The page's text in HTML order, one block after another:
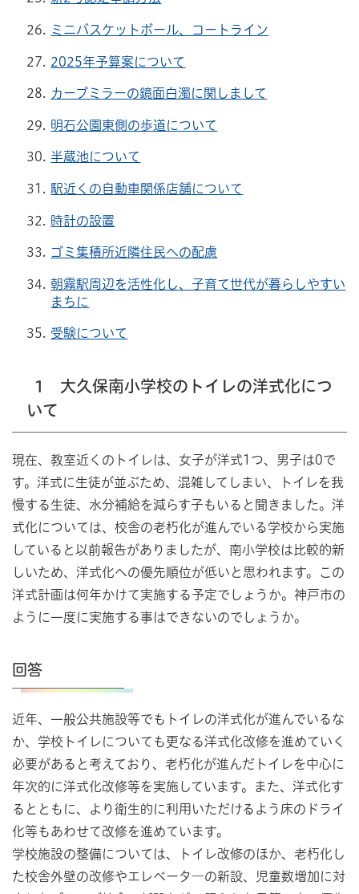
ミニバスケットボール、コートライン
2025年予算案について
カーブミラーの鏡面白濁に関しまして
明石公園東側の歩道について
半蔵池について
駅近くの自動車関係店舗について
時計の設置
ゴミ集積所近隣住民への配慮
朝霧駅周辺を活性化し、子育て世代が暮らしやすい
まちに
受験について
1 大久保南小学校のトイレの洋式化につ
いて
現在、教室近くのトイレは、女子が洋式1つ、男子は0で
す。洋式に生徒が並ぶため、混雑してしまい、トイレを我
慢する生徒、水分補給を減らす子もいると聞きました。洋
式化については、校舎の老朽化が進んでいる学校から実施
していると以前報告がありましたが、南小学校は比較的新
しいため、洋式化への優先順位が低いと思われます。この
洋式計画は何年かけて実施する予定でしょうか。神戸市の
ように一度に実施する事はできないのでしょうか。
回答
近年、一般公共施設等でもトイレの洋式化が進んでいるな
か、学校トイレについても更なる洋式化改修を進めていく
必要があると考えており、老朽化が進んだトイレを中心に
年次的に洋式化改修等を実施しています。また、洋式化す
るとともに、より衛生的に利用いただけるよう床のドライ
化等もあわせて改修を進めています。
学校施設の整備については、トイレ改修のほか、老朽化し
た校舎外壁の改修やエレベータ―の新設、児童数増加に対